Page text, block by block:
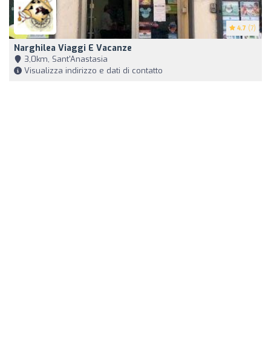
4.7 (7)
Narghilea Viaggi E Vacanze
3,0km, Sant'Anastasia
Visualizza indirizzo e dati di contatto